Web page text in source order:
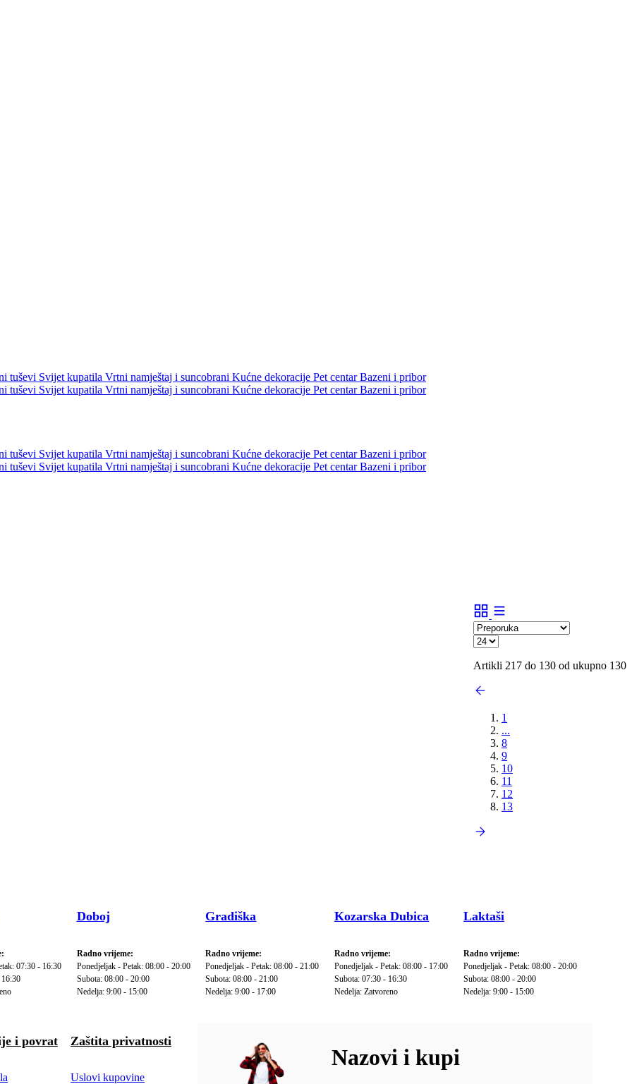
tuševi Svijet kupatila Vrtni namještaj i suncobrani Kućne dekoracije Pet centarBazeni i pribor
tuševi Svijet kupatila Vrtni namještaj i suncobrani Kućne dekoracije Pet centarBazeni i pribor
tuševi Svijet kupatila Vrtni namještaj i suncobrani Kućne dekoracije Pet centarBazeni i pribor
tuševi Svijet kupatila Vrtni namještaj i suncobrani Kućne dekoracije Pet centarBazeni i pribor
Artikli 217 do 130 od ukupno 130
1
...
8
9
10
11
12
13
07:30 - 16:30
Doboj
Radno vrijeme:
Ponedjeljak - Petak: 08:00 - 20:00
Subota: 08:00 - 20:00
Nedelja: 9:00 - 15:00
Gradiška
Radno vrijeme:
Ponedjeljak - Petak: 08:00 - 21:00
Subota: 08:00 - 21:00
Nedelja: 9:00 - 17:00
Kozarska Dubica
Radno vrijeme:
Ponedjeljak - Petak: 08:00 - 17:00
Subota: 07:30 - 16:30
Nedelja: Zatvoreno
Laktaši
Radno vrijeme:
Ponedjeljak - Petak: 08:00 - 20:00
Subota: 08:00 - 20:00
Nedelja: 9:00 - 15:00
i povrat Zaštita privatnosti
Uslovi kupovine
Nazovi i kupi